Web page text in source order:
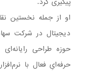
او از جمله نخستین
دیجیتال در شرکت
حوزه طراحی
حرفه‌ایِ فعال با